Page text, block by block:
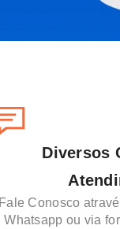
Diversos
Fale Conosco
Whatsapp ou via